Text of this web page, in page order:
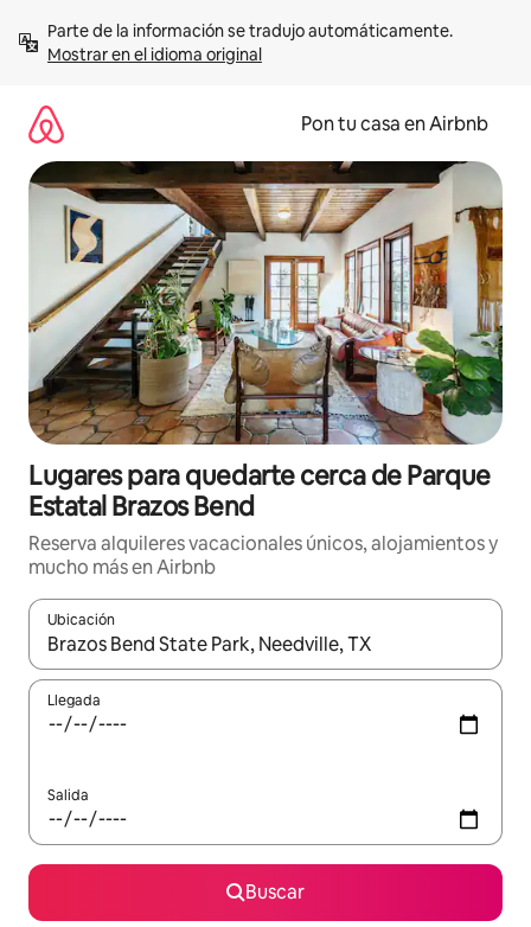
contenidoMostrar en el idioma original
Pon tu casa en Airbnb
Lugares para quedarte cerca de Parque
Estatal Brazos Bend
Reserva alquileres vacacionales únicos, alojamientos y
mucho más en Airbnb
Ubicación
Cuando los resultados estén disponibles, navega con las
Llegada
Salida
Buscar